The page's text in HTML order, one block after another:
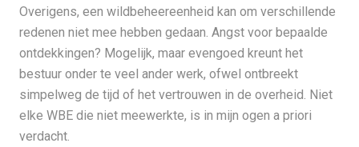
Overigens, een wildbeheereenheid kan om verschillende
redenen niet mee hebben gedaan. Angst voor bepaalde
ontdekkingen? Mogelijk, maar evengoed kreunt het
bestuur onder te veel ander werk, ofwel ontbreekt
simpelweg de tijd of het vertrouwen in de overheid. Niet
elke WBE die niet meewerkte, is in mijn ogen a priori
verdacht.